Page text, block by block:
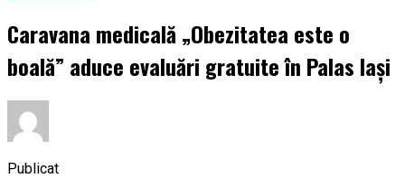
Caravana medicală „Obezitatea este o
boală” aduce evaluări gratuite în Palas Iași
Publicat